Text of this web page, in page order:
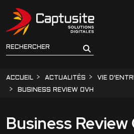
ACCUEIL ACTUALITÉS
VIE
BUSINESS REVIEW OVH
Business Review